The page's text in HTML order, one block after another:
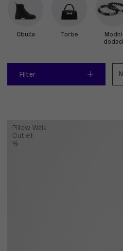
Obuća Torbe
Modni
dodaci
Filter
Pillow Walk
Outlet
%